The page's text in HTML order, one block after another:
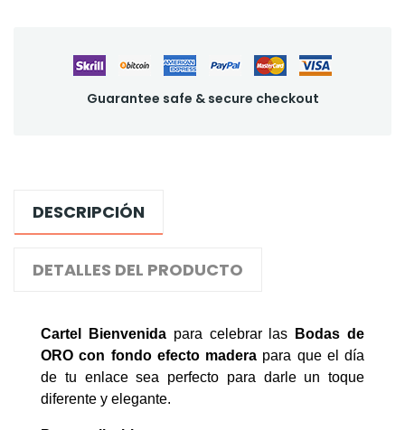
Guarantee safe & secure checkout
DESCRIPCIÓN
DETALLES DEL PRODUCTO
Cartel Bienvenida para celebrar las
Bodas de
ORO con fondo efecto madera para que el día
de tu enlace sea perfecto para darle un toque
diferente y elegante.